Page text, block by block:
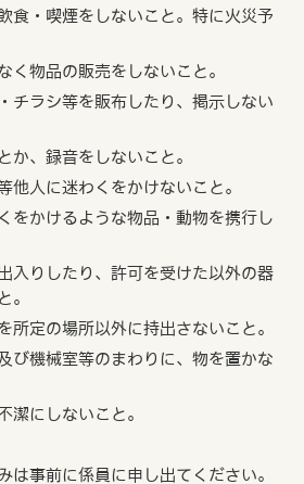
食・喫煙をしないこと。特に火災予
く物品の販売をしないこと。
チラシ等を販布したり、掲示しない
か、録音をしないこと。
他人に迷わくをかけないこと。
をかけるような物品・動物を携行し
入りしたり、許可を受けた以外の器
。
所定の場所以外に持出さないこと。
び機械室等のまわりに、物を置かな
潔にしないこと。
は事前に係員に申し出てください。